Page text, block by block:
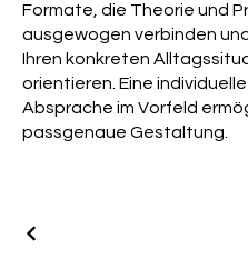
Formate, die Theorie und
ausgewogen verbinden
Ihren konkreten
orientieren. Eine individuelle
Absprache im Vorfeld
passgenaue Gestaltung.